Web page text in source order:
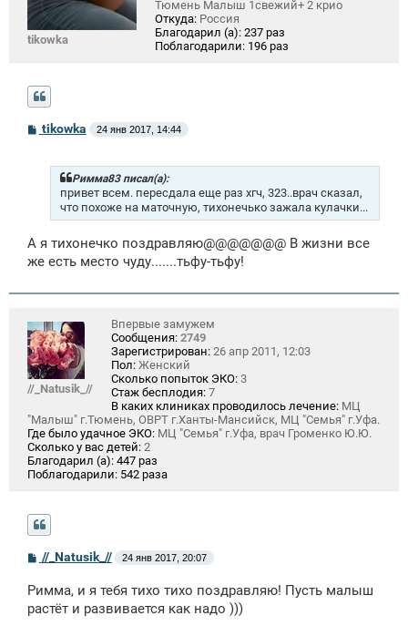
tikowka
Тюмень Малыш 1свежий+ 2 крио
Откуда: Россия
Благодарил (а): 237 раз
Поблагодарили: 196 раз
С
о
tikowka 24 янв 2017, 14:44
Римма83 писал(а):
привет всем. пересдала еще раз хгч, 323..врач сказал,
что похоже на маточную, тихонечько зажала кулачки...
А я тихонечко поздравляю@@@@@@@ В жизни все
же есть место чуду.......тьфу-тьфу!
//_Natusik_//
Впервые замужем
Сообщения: 2749
Зарегистрирован: 26 апр 2011, 12:03
Пол: Женский
Сколько попыток ЭКО: 3
Стаж бесплодия: 7
В каких клиниках проводилось лечение: МЦ
"Малыш" г.Тюмень, ОВРТ г.Ханты-Мансийск, МЦ "Семья" г.Уфа.
Где было удачное ЭКО: МЦ "Семья" г.Уфа, врач Громенко Ю.Ю.
Сколько у вас детей: 2
Благодарил (а): 447 раз
Поблагодарили: 542 раза
С
б
щ
//_Natusik_// 24 янв 2017, 20:07
Римма, и я тебя тихо тихо поздравляю! Пусть малыш
растёт и развивается как надо )))